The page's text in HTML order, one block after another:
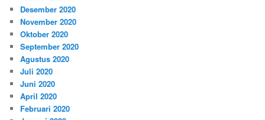
Desember 2020
November 2020
Oktober 2020
September 2020
Agustus 2020
Juli 2020
Juni 2020
April 2020
Februari 2020